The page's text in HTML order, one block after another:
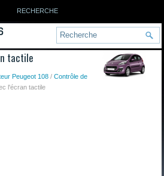
RECHERCHE
tactile
Peugeot 108 /Contrôle de
l'écran tactile